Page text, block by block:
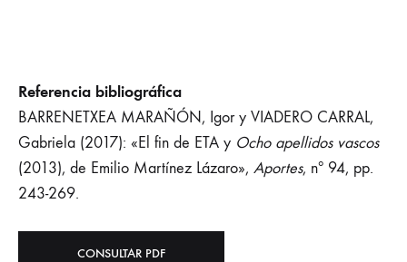
Referencia bibliográfica
BARRENETXEA MARAÑÓN, Igor y VIADERO CARRAL,
Gabriela (2017): «El fin de ETA y Ocho apellidos vascos
(2013), de Emilio Martínez Lázaro», Aportes, nº 94, pp.
243-269.
CONSULTAR PDF